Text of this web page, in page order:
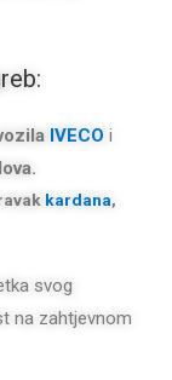
IVECOi
kardana,
svog
na zahtjevnom